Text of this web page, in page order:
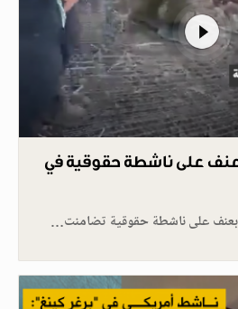
على ناشطة حقوقية في
على ناشطة حقوقية تضامنت…